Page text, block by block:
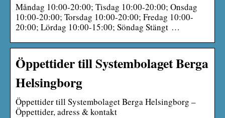
Måndag 10:00-20:00; Tisdag 10:00-20:00; Onsdag
10:00-20:00; Torsdag 10:00-20:00; Fredag 10:00-
20:00; Lördag 10:00-15:00; Söndag Stängt …
Öppettider till Systembolaget Berga
Helsingborg
Öppettider till Systembolaget Berga Helsingborg –
Öppettider, adress & kontakt